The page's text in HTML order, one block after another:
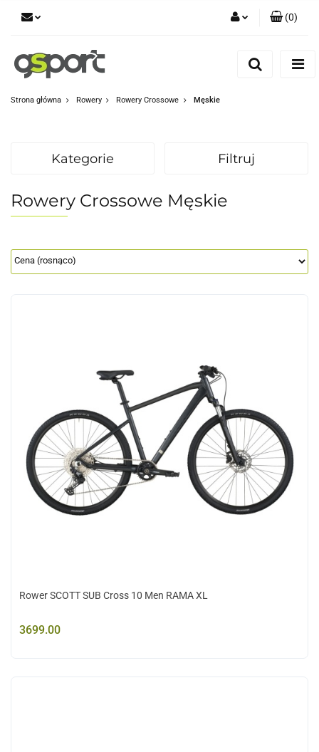
Dodaj zgłoszenie
(0)
Strona główna Rowery Rowery Crossowe Męskie
Kategorie Filtruj
Rowery Crossowe Męskie
Rower SCOTT SUB Cross 10 Men RAMA XL
3699.00